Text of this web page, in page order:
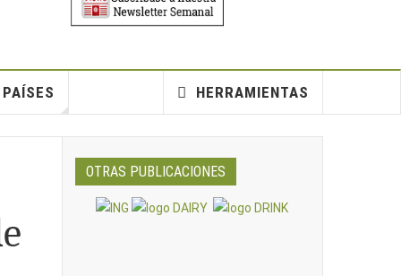
PAÍSES HERRAMIENTAS
OTRAS PUBLICACIONES